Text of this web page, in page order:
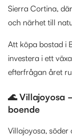
Sierra Cortina,
och närhet till
Att köpa bostad i
investera i ett
efterfrågan året
🌊 Villajoyosa
boende
Villajoyosa,